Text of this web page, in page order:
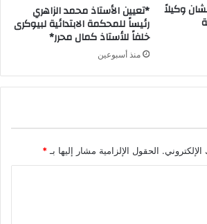
وكيلاً *تعيين الأستاذ محمد الزاهري
رئيساً للمحكمة الابتدائية لبيوكرى
خلفاً للأستاذ كمال محرر*
منذ أسبوعين
الحقول الإلزامية مشار إليها بـ*